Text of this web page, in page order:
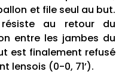
et file seul au but.
au retour du
entre les jambes du
est finalement refusé
lensois (0-0, 71’).